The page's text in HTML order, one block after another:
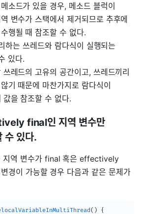
소드가 있을 경우, 메소드 블럭이
변수가 스택에서 제거되므로 추후에
행될 때 참조할 수 없다.
하는 쓰레드와 람다식이 실행되는
있다.
쓰레드의 고유의 공간이고, 쓰레드끼리
기 때문에 마찬가지로 람다식이
값을 참조할 수 없다.
final인 지역 변수만
수 있다.
지역 변수가 final 혹은 effectively
경이 가능할 경우 다음과 같은 문제가
( )
{